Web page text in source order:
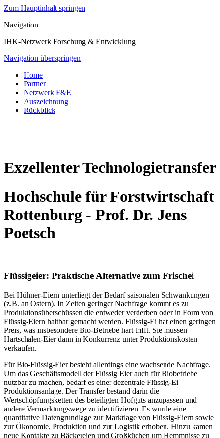
Zum Hauptinhalt springen
Navigation
IHK-Netzwerk Forschung & Entwicklung
Navigation überspringen
Home
Partner
Netzwerk F&E
Auszeichnung
Rückblick
Exzellenter Technologietransfer
Hochschule für Forstwirtschaft
Rottenburg - Prof. Dr. Jens
Poetsch
Flüssigeier: Praktische Alternative zum Frischei
Bei Hühner-Eiern unterliegt der Bedarf saisonalen Schwankungen
(z.B. an Ostern). In Zeiten geringer Nachfrage kommt es zu
Produktionsüberschüssen die entweder verderben oder in Form von
Flüssig-Eiern haltbar gemacht werden. Flüssig-Ei hat einen geringen
Preis, was insbesondere Bio-Betriebe hart trifft. Sie müssen
Hartschalen-Eier dann in Konkurrenz unter Produktionskosten
verkaufen.
Für Bio-Flüssig-Eier besteht allerdings eine wachsende Nachfrage.
Um das Geschäftsmodell der Flüssig Eier auch für Biobetriebe
nutzbar zu machen, bedarf es einer dezentrale Flüssig-Ei
Produktionsanlage. Der Transfer bestand darin die
Wertschöpfungsketten des beteiligten Hofguts anzupassen und
andere Vermarktungswege zu identifizieren. Es wurde eine
quantitative Datengrundlage zur Marktlage von Flüssig-Eiern sowie
zur Ökonomie, Produktion und zur Logistik erhoben. Hinzu kamen
neue Kontakte zu Bäckereien und Großküchen um Hemmnisse zu